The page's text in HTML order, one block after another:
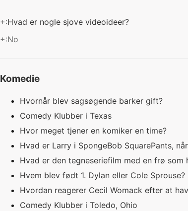
+:Hvad er nogle sjove videoideer?
+:No
Komedie
Hvornår blev sagsøgende barker gift?
Comedy Klubber i Texas
Hvor meget tjener en komiker en time?
Hvad er Larry i SpongeBob SquarePants,
Hvad er den tegneseriefilm med en frø som
Hvem blev født 1. Dylan eller Cole Sprouse?
Hvordan reagerer Cecil Womack efter at
Comedy Klubber i Toledo, Ohio